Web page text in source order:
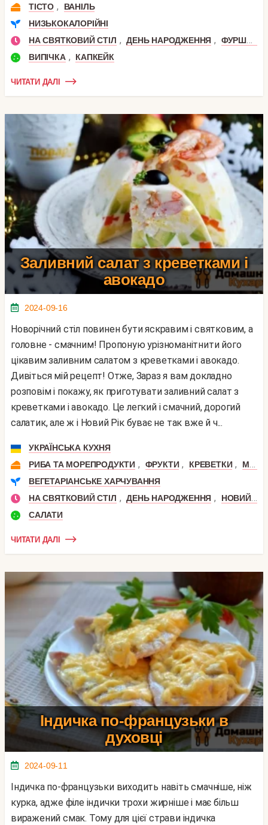
ТІСТО ,
ВАНІЛЬ
НИЗЬКОКАЛОРІЙНІ
НА СВЯТКОВИЙ СТІЛ , ДЕНЬ НАРОДЖЕННЯ , ФУРШЕТ
ВИПІЧКА , КАПКЕЙК
ЧИТАТИ ДАЛІ
Заливний салат з креветками і
авокадо
2024-09-16
Новорічний стіл повинен бути яскравим і святковим, а
головне - смачним! Пропоную урізноманітнити його
цікавим заливним салатом з креветками і авокадо.
Дивіться мій рецепт! Отже, Зараз я вам докладно
розповім і покажу, як приготувати заливний салат з
креветками і авокадо. Це легкий і смачний, дорогий
салатик, але ж і Новий Рік буває не так вже й ч...
УКРАЇНСЬКА КУХНЯ
РИБА ТА МОРЕПРОДУКТИ , ФРУКТИ , КРЕВЕТКИ ,
МОРЕПРОДУКТИ
ВЕГЕТАРІАНСЬКЕ ХАРЧУВАННЯ
НА СВЯТКОВИЙ СТІЛ , ДЕНЬ НАРОДЖЕННЯ ,
НОВИЙ РІК
САЛАТИ
ЧИТАТИ ДАЛІ
Індичка по-французьки в
духовці
2024-09-11
курка, адже філе індички трохи жирніше і має більш
виражений смак. Тому для цієї страви індичка